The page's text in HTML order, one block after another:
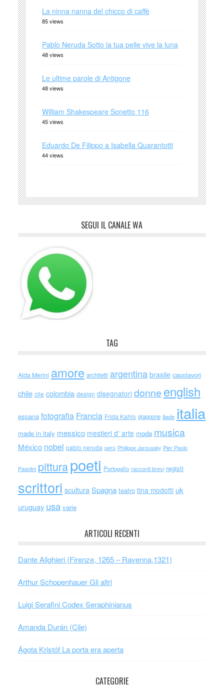
La ninna nanna del chicco di caffè
85 views
Pablo Neruda Sotto la tua pelle vive la luna
48 views
Le ultime parole di Antigone
48 views
William Shakespeare Sonetto 116
45 views
Eduardo De Filippo a Isabella Quarantotti
44 views
SEGUI IL CANALE WA
TAG
Alda Merini amore architetti argentina brasile capolavori
chile cile colombia design disegnatori donne english
espana fotografia Francia Frida Kahlo giappone iliade italia
made in italy messico mestieri d' arte moda musica
México nobel pablo neruda perù Philippe Jaroussky Pier Paolo
Pasolini pitturapoeti Portogallo racconti brevi registi
scrittori scultura Spagna teatro tina modotti uk
uruguay usa varie
ARTICOLI RECENTI
Dante Alighieri (Firenze, 1265 – Ravenna,1321)
Arthur Schopenhauer Gli altri
Luigi Serafini Codex Seraphinianus
Amanda Durán (Cile)
Ágota Kristóf La porta era aperta
CATEGORIE